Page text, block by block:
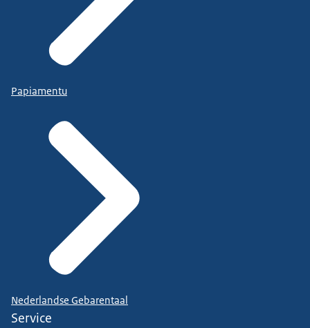
Papiamentu
Nederlandse Gebarentaal
Service